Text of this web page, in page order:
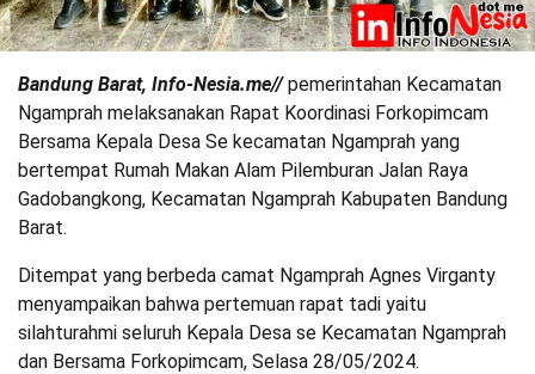
Bandung Barat, Info-Nesia.me//pemerintahan Kecamatan
Ngamprah melaksanakan Rapat Koordinasi Forkopimcam
Bersama Kepala Desa Se kecamatan Ngamprah yang
bertempat Rumah Makan Alam Pilemburan Jalan Raya
Gadobangkong, Kecamatan Ngamprah Kabupaten Bandung
Barat.
Ditempat yang berbeda camat Ngamprah Agnes Virganty
menyampaikan bahwa pertemuan rapat tadi yaitu
silahturahmi seluruh Kepala Desa se Kecamatan Ngamprah
dan Bersama Forkopimcam, Selasa 28/05/2024.